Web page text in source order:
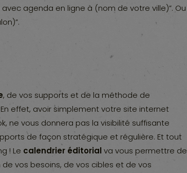
agenda en ligne à (nom de votre ville)”. Ou
, de vos supports et de la méthode de
effet, avoir simplement votre site internet
ne vous donnera pas la visibilité suffisante
de façon stratégique et régulière. Et tout
! Le calendrier éditorial va vous permettre de
de vos besoins, de vos cibles et de vos